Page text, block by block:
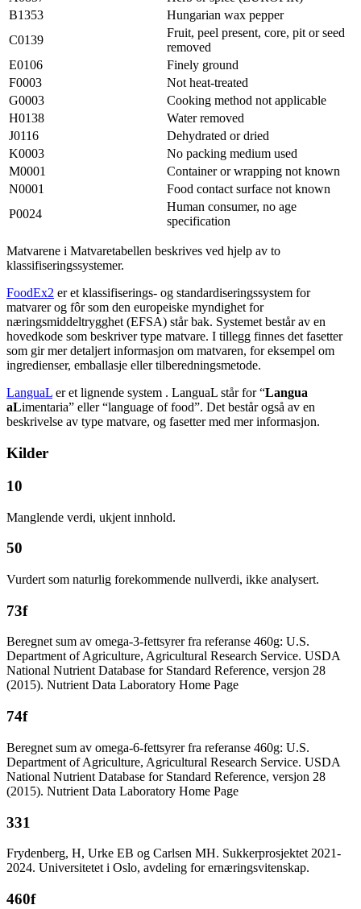
B1353
Hungarian wax pepper
C0139
Fruit, peel present, core, pit or seed
removed
E0106
Finely ground
F0003
Not heat-treated
G0003
Cooking method not applicable
H0138
Water removed
J0116
Dehydrated or dried
K0003
No packing medium used
M0001
Container or wrapping not known
N0001
Food contact surface not known
P0024
Human consumer, no age
specification
Matvarene i Matvaretabellen beskrives ved hjelp av to
klassifiseringssystemer.
FoodEx2 er et klassifiserings- og standardiseringssystem for
matvarer og fôr som den europeiske myndighet for
næringsmiddeltrygghet (EFSA) står bak. Systemet består av en
hovedkode som beskriver type matvare. I tillegg finnes det fasetter
som gir mer detaljert informasjon om matvaren, for eksempel om
ingredienser, emballasje eller tilberedningsmetode.
LanguaL er et lignende system . LanguaL står for “Langua
aLimentaria” eller “language of food”. Det består også av en
beskrivelse av type matvare, og fasetter med mer informasjon.
Kilder
10
Manglende verdi, ukjent innhold.
50
Vurdert som naturlig forekommende nullverdi, ikke analysert.
73f
Beregnet sum av omega-3-fettsyrer fra referanse 460g: U.S.
Department of Agriculture, Agricultural Research Service. USDA
National Nutrient Database for Standard Reference, versjon 28
(2015). Nutrient Data Laboratory Home Page
74f
Beregnet sum av omega-6-fettsyrer fra referanse 460g: U.S.
Department of Agriculture, Agricultural Research Service. USDA
National Nutrient Database for Standard Reference, versjon 28
(2015). Nutrient Data Laboratory Home Page
331
Frydenberg, H, Urke EB og Carlsen MH. Sukkerprosjektet 2021-
2024. Universitetet i Oslo, avdeling for ernæringsvitenskap.
460f